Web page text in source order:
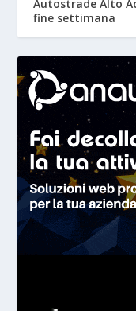
Autostrade Alto
fine settimana